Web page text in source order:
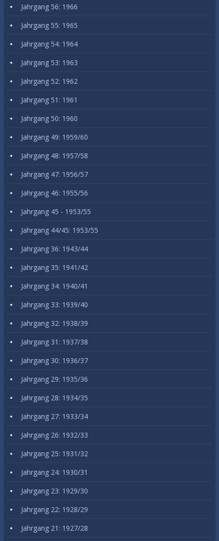
Jahrgang 56: 1966
Jahrgang 55: 1965
Jahrgang 54: 1964
Jahrgang 53: 1963
Jahrgang 52: 1962
Jahrgang 51: 1961
Jahrgang 50: 1960
Jahrgang 49: 1959/60
Jahrgang 48: 1957/58
Jahrgang 47: 1956/57
Jahrgang 46: 1955/56
Jahrgang 45 - 1953/55
Jahrgang 44/45: 1953/55
Jahrgang 36: 1943/44
Jahrgang 35: 1941/42
Jahrgang 34: 1940/41
Jahrgang 33: 1939/40
Jahrgang 32: 1938/39
Jahrgang 31: 1937/38
Jahrgang 30: 1936/37
Jahrgang 29: 1935/36
Jahrgang 28: 1934/35
Jahrgang 27: 1933/34
Jahrgang 26: 1932/33
Jahrgang 25: 1931/32
Jahrgang 24: 1930/31
Jahrgang 23: 1929/30
Jahrgang 22: 1928/29
Jahrgang 21: 1927/28